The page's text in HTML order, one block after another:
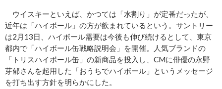
ウイスキーといえば、かつては「水割り」が定番だったが、
近年は「ハイボール」の方が飲まれているという。サントリー
は2月13日、ハイボール需要は今後も伸び続けるとして、東京
都内で「ハイボール缶戦略説明会」を開催。人気ブランドの
「トリスハイボール缶」の新商品を投入し、CMに俳優の永野
芽郁さんを起用した「おうちでハイボール」というメッセージ
を打ち出す方針を明らかにした。